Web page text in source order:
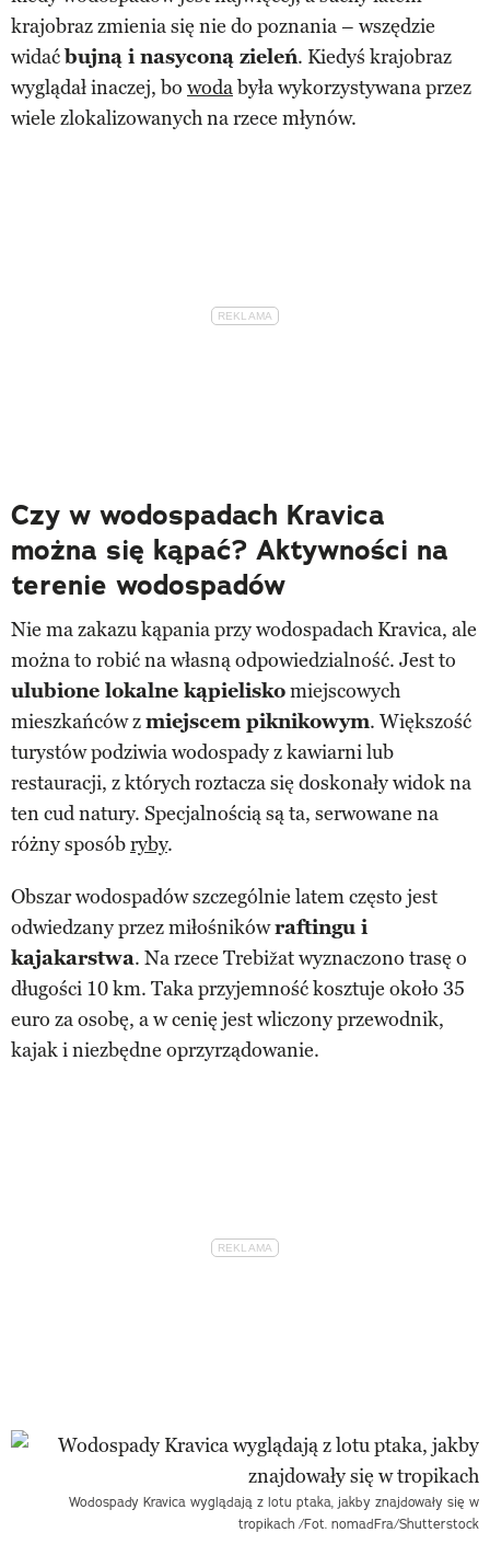
krajobraz zmienia się nie do poznania – wszędzie
widaćbujną i nasyconą zieleń. Kiedyś krajobraz
wyglądał inaczej, bo wodabyła wykorzystywana przez
wiele zlokalizowanych na rzece młynów.
Czy w wodospadach Kravica
można się kąpać? Aktywności na
terenie wodospadów
Nie ma zakazu kąpania przy wodospadach Kravica, ale
można to robić na własną odpowiedzialność. Jest to
ulubione lokalne kąpieliskomiejscowych
mieszkańców zmiejscem piknikowym. Większość
turystów podziwia wodospady z kawiarni lub
restauracji, z których roztacza się doskonały widok na
ten cud natury. Specjalnością są ta, serwowane na
różny sposóbryby.
Obszar wodospadów szczególnie latem często jest
odwiedzany przez miłośnikówraftingu i
kajakarstwa. Na rzece Trebižat wyznaczono trasę o
długości 10 km. Taka przyjemność kosztuje około 35
euro za osobę, a w cenię jest wliczony przewodnik,
kajak i niezbędne oprzyrządowanie.
Wodospady Kravica wyglądają z lotu ptaka, jakby znajdowały się w
tropikach /Fot. nomadFra/Shutterstock